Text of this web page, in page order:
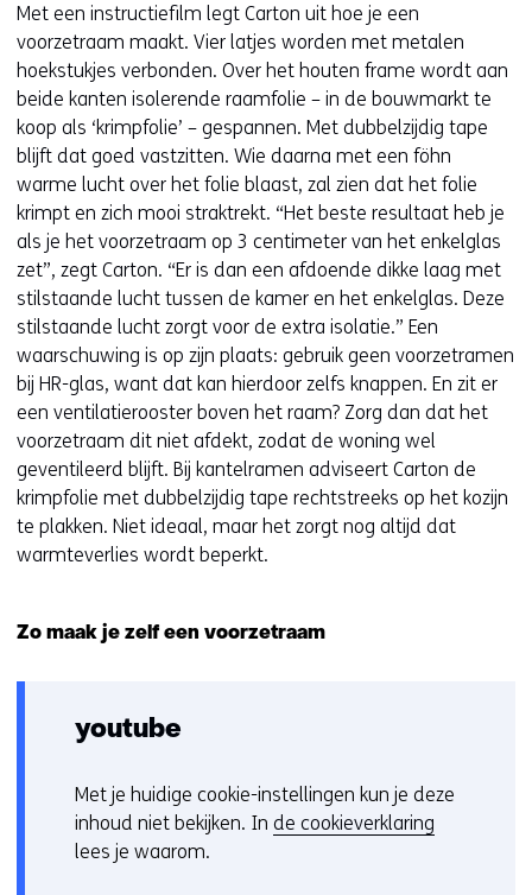
Met een instructiefilm legt Carton uit hoe je een
voorzetraam maakt. Vier latjes worden met metalen
hoekstukjes verbonden. Over het houten frame wordt aan
beide kanten isolerende raamfolie – in de bouwmarkt te
koop als ‘krimpfolie’ – gespannen. Met dubbelzijdig tape
blijft dat goed vastzitten. Wie daarna met een föhn
warme lucht over het folie blaast, zal zien dat het folie
krimpt en zich mooi straktrekt. “Het beste resultaat heb je
als je het voorzetraam op 3 centimeter van het enkelglas
zet”, zegt Carton. “Er is dan een afdoende dikke laag met
stilstaande lucht tussen de kamer en het enkelglas. Deze
stilstaande lucht zorgt voor de extra isolatie.” Een
waarschuwing is op zijn plaats: gebruik geen voorzetramen
bij HR-glas, want dat kan hierdoor zelfs knappen. En zit er
een ventilatierooster boven het raam? Zorg dan dat het
voorzetraam dit niet afdekt, zodat de woning wel
geventileerd blijft. Bij kantelramen adviseert Carton de
krimpfolie met dubbelzijdig tape rechtstreeks op het kozijn
te plakken. Niet ideaal, maar het zorgt nog altijd dat
warmteverlies wordt beperkt.
Zo maak je zelf een voorzetraam
youtube
C
o
o
Met je huidige cookie-instellingen kun je deze
inhoud niet bekijken. In de cookieverklaring
lees je waarom.